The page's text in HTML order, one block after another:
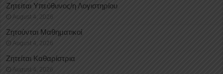
Ζητείται Υπεύθυνος/η Λογιστηρίου
August 4, 2026
Ζητούνται Μαθηματικοί
August 4, 2026
Ζητείται Καθαρίστρια
August 4, 2026